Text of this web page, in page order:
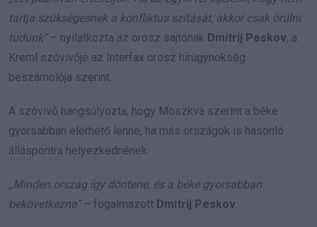
tartja szükségesnek a konfliktus szítását, akkor csak örülni
tudunk”– nyilatkozta az orosz sajtónak Dmitrij Peskov, a
Kreml szóvivője az Interfax orosz hírügynökség
beszámolója szerint.
A szóvivő hangsúlyozta, hogy Moszkva szerint a béke
gyorsabban elérhető lenne, ha más országok is hasonló
álláspontra helyezkednének.
„Minden ország így döntene, és a béke gyorsabban
bekövetkezne”– fogalmazott Dmitrij Peskov.